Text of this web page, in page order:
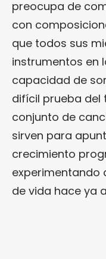
preocupa de
con
que todos sus
instrumentos en
capacidad de
difícil prueba del
conjunto de
sirven para
crecimiento
experimentando
de vida hace ya